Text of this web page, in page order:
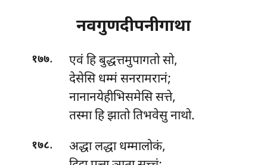
नवगुणदीपनीगाथा
१७७.
एवं हि बुद्धत्तमुपागतो सो,
देसेसि धम्मं सनरामरानं;
नानानयेहीभिसमेसि सत्ते,
तस्मा हि झातो तिभवेसु नाथो.
१७८.
अद्धा लद्धा धम्मालोकं,